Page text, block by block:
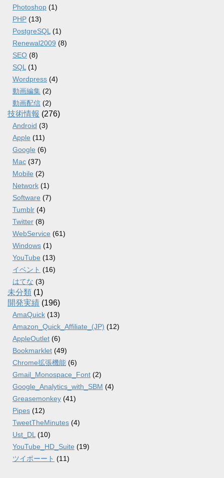
Photoshop (1)
PHP (13)
PostgreSQL (1)
Renewal2009 (8)
SEO (8)
SQL (1)
Wordpress (4)
動画編集 (2)
動画配信 (2)
技術情報 (276)
Android (3)
Apple (11)
Google (6)
Mac (37)
Mobile (2)
Network (1)
Software (7)
Tumblr (4)
Twitter (8)
WebService (61)
Windows (1)
YouTube (13)
イベント (16)
はてな (3)
未分類 (1)
開発実績 (196)
AmaQuick (13)
Amazon_Quick_Affiliate_(JP) (12)
AppleOutlet (6)
Bookmarklet (49)
Chrome拡張機能 (6)
Gmail_Monospace_Font (2)
Google_Analytics_with_SBM (4)
Greasemonkey (41)
Pipes (12)
TweetTheMinutes (4)
Ust_DL (10)
YouTube_HD_Suite (19)
ツイポーート (11)